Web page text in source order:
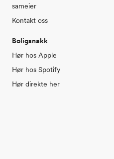
sameier
Kontakt oss
Boligsnakk
Hør hos Apple
Hør hos Spotify
Hør direkte her